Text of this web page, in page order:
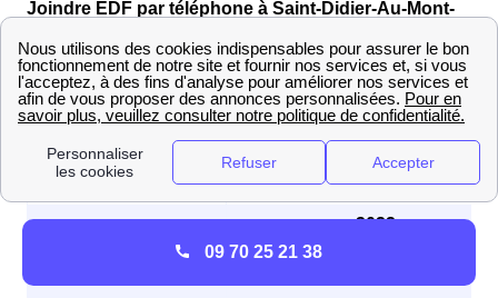
Joindre EDF par téléphone à Saint-Didier-Au-Mont-
Profil client Numéro à contacter
📞 Particuliers
du lundi au samedi de 8h00 à
20h00
📞 Professionnels
3022
du lundi au vendredi de 8h00 à
09 70 25 21 38